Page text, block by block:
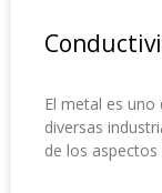
El metal es
diversas
de los